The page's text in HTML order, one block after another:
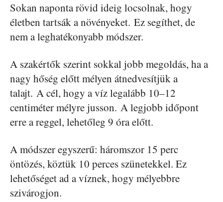
Sokan naponta rövid ideig locsolnak, hogy
életben tartsák a növényeket. Ez segíthet, de
nem a leghatékonyabb módszer.
A szakértők szerint sokkal jobb megoldás, ha a
nagy hőség előtt mélyen átnedvesítjük a
talajt. A cél, hogy a víz legalább 10–12
centiméter mélyre jusson. A legjobb időpont
erre a reggel, lehetőleg 9 óra előtt.
A módszer egyszerű: háromszor 15 perc
öntözés, köztük 10 perces szünetekkel. Ez
lehetőséget ad a víznek, hogy mélyebbre
szivárogjon.